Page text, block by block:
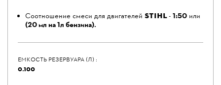
Соотношение смеси для двигателей STIHL-1:50 или
(20 мл на 1л бензина).
ЕМКОСТЬ РЕЗЕРВУАРА (Л) :
0.100